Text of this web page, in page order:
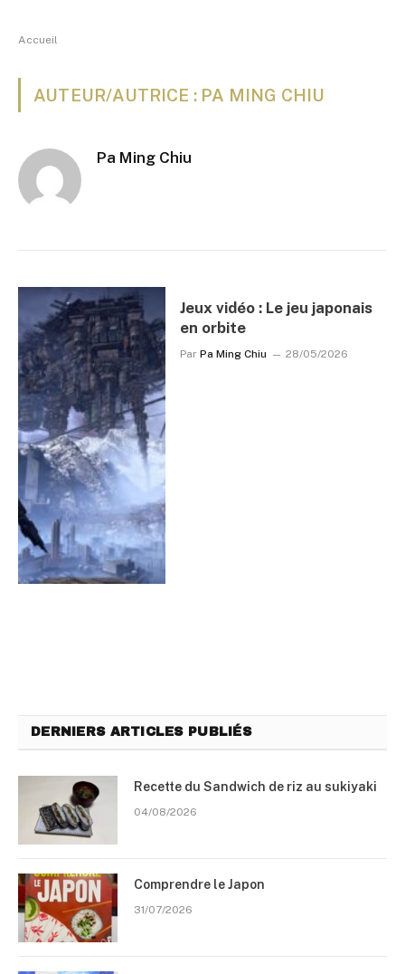
Accueil
AUTEUR/AUTRICE : PA MING CHIU
Pa Ming Chiu
Jeux vidéo : Le jeu japonais
en orbite
Par Pa Ming Chiu 28/05/2026
DERNIERS ARTICLES PUBLIÉS
Recette du Sandwich de riz au sukiyaki
04/08/2026
Comprendre le Japon
31/07/2026